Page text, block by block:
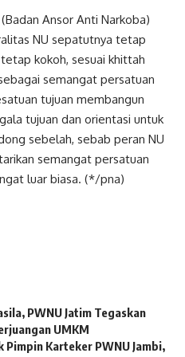
Ansor Anti Narkoba)
NU sepatutnya tetap
kokoh, sesuai khittah
semangat persatuan
tujuan membangun
tujuan dan orientasi untuk
sebelah, sebab peran NU
semangat persatuan
luar biasa. (*/pna)
PWNU Jatim Tegaskan
UMKM
Pimpin Karteker PWNU Jambi,